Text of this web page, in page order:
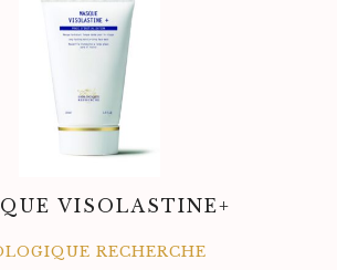
VISOLASTINE+
RECHERCHE